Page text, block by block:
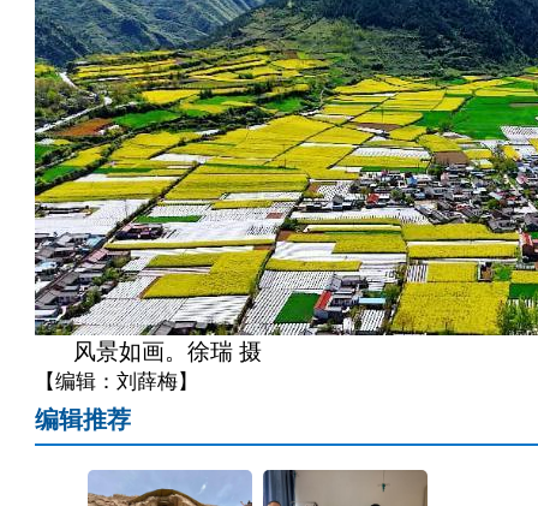
风景如画。徐瑞 摄
【编辑：刘薛梅】
编辑推荐